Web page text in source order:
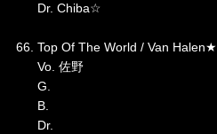
Dr. Chiba☆
66. Top Of The World / Van Halen★
Vo. 佐野
G.
B.
Dr.